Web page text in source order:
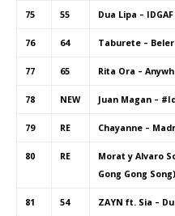
75 55 Dua Lipa – IDGAF
76 64 Taburete –
77 65 Rita Ora –
78 NEW Juan Magan –
79 RE Chayanne –
80 RE
Morat y Alvaro
Gong Gong Song)
81 54 ZAYN ft. Sia –